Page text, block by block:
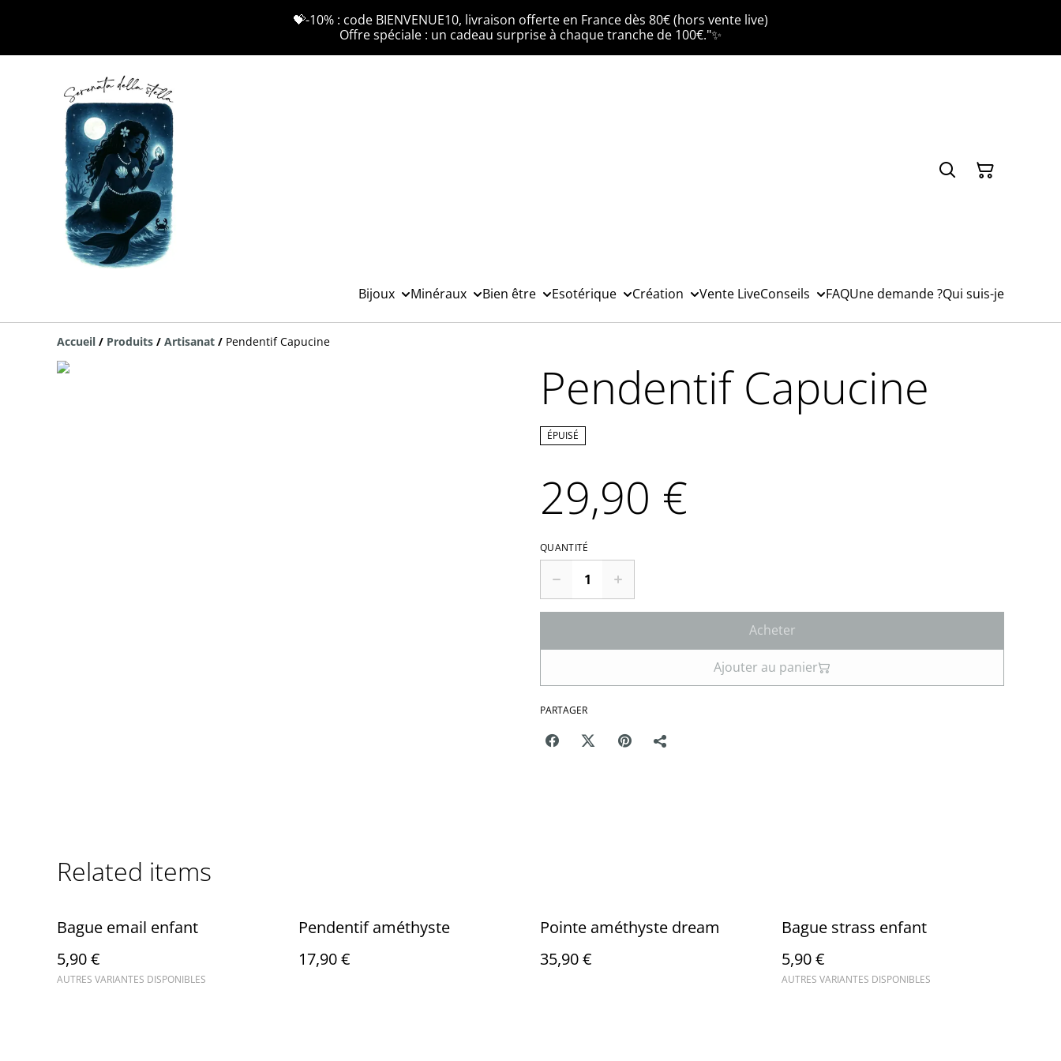
💝-10% : code BIENVENUE10, livraison offerte en France dès 80€ (hors vente live)
Offre spéciale : un cadeau surprise à chaque tranche de 100€."✨
Bijoux Minéraux Bien être Esotérique Création Vente LiveConseils FAQUne demande ?Qui suis-je
Accueil / Produits / Artisanat / Pendentif Capucine
Pendentif Capucine
ÉPUISÉ
29,90 €
QUANTITÉ
Acheter
Ajouter au panier
PARTAGER
Related items
Bague email enfant
5,90 €
AUTRES VARIANTES DISPONIBLES
Pendentif améthyste
17,90 €
Pointe améthyste dream
35,90 €
Bague strass enfant
5,90 €
AUTRES VARIANTES DISPONIBLES